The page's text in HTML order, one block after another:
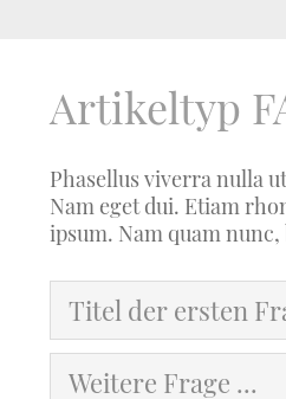
Artikeltyp
Phasellus viverra nulla
Nam eget dui. Etiam
ipsum. Nam quam
Titel der ersten
Weitere Frage ...